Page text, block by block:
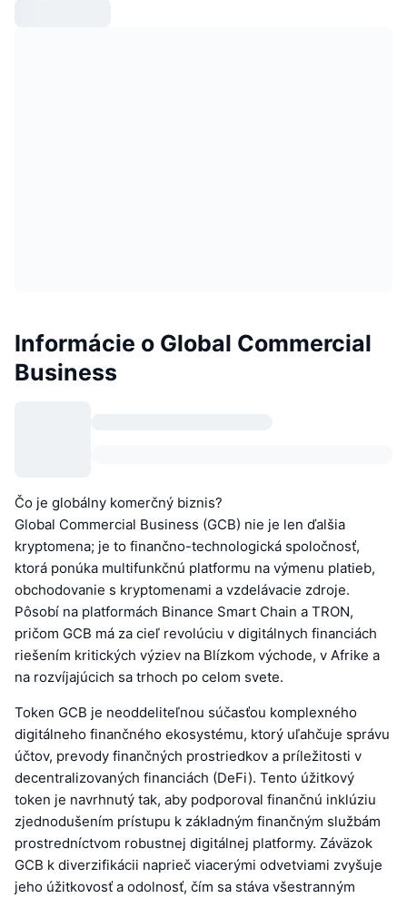
Informácie o Global Commercial
Business
Čo je globálny komerčný biznis?
Global Commercial Business (GCB) nie je len ďalšia
kryptomena; je to finančno-technologická spoločnosť,
ktorá ponúka multifunkčnú platformu na výmenu platieb,
obchodovanie s kryptomenami a vzdelávacie zdroje.
Pôsobí na platformách Binance Smart Chain a TRON,
pričom GCB má za cieľ revolúciu v digitálnych financiách
riešením kritických výziev na Blízkom východe, v Afrike a
na rozvíjajúcich sa trhoch po celom svete.
Token GCB je neoddeliteľnou súčasťou komplexného
digitálneho finančného ekosystému, ktorý uľahčuje správu
účtov, prevody finančných prostriedkov a príležitosti v
decentralizovaných financiách (DeFi). Tento úžitkový
token je navrhnutý tak, aby podporoval finančnú inklúziu
zjednodušením prístupu k základným finančným službám
prostredníctvom robustnej digitálnej platformy. Záväzok
GCB k diverzifikácii naprieč viacerými odvetviami zvyšuje
jeho úžitkovosť a odolnosť, čím sa stáva všestranným